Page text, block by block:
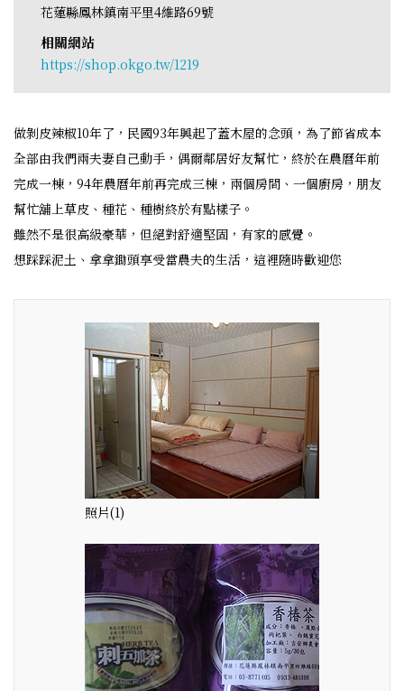
花蓮縣鳳林鎮南平里4維路69號
相關網站
https://shop.okgo.tw/1219
做剝皮辣椒10年了，民國93年興起了蓋木屋的念頭，為了節省成本
全部由我們兩夫妻自己動手，偶爾鄰居好友幫忙，終於在農曆年前
完成一棟，94年農曆年前再完成三棟，兩個房間、一個廚房，朋友
幫忙舖上草皮、種花、種樹終於有點樣子。
雖然不是很高級豪華，但絕對舒適堅固，有家的感覺。
想踩踩泥土、拿拿鋤頭享受當農夫的生活，這裡隨時歡迎您
照片(1)